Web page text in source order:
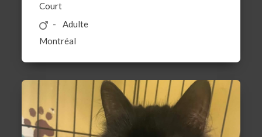
Court
Adulte
Montréal